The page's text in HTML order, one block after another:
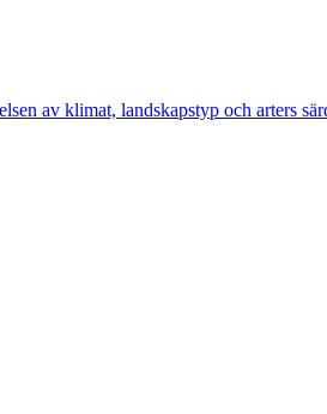
av klimat, landskapstyp och arters